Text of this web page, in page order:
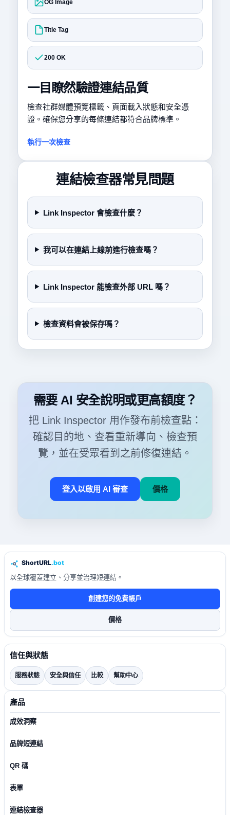
OG Image
Title Tag
200 OK
一目瞭然驗證連結品質
檢查社群媒體預覽標籤、頁面載入狀態和安全憑
證。確保您分享的每條連結都符合品牌標準。
執行一次檢查
連結檢查器常見問題
Link Inspector 會檢查什麼？
我可以在連結上線前進行檢查嗎？
Link Inspector 能檢查外部 URL 嗎？
檢查資料會被保存嗎？
需要 AI 安全說明或更高額度？
把 Link Inspector 用作發布前檢查點：
確認目的地、查看重新導向、檢查預
覽，並在受眾看到之前修復連結。
登入以啟用 AI 審查 價格
以全球覆蓋建立、分享並治理短連結。
創建您的免費帳戶
價格
信任與狀態
服務狀態 安全與信任 比較 幫助中心
產品
成效洞察
品牌短連結
QR 碼
表單
連結檢查器